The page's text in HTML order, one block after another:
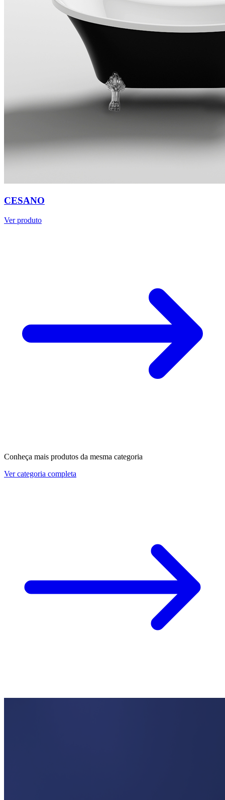
CESANO
Ver produto
Conheça mais produtos da mesma categoria
Ver categoria completa